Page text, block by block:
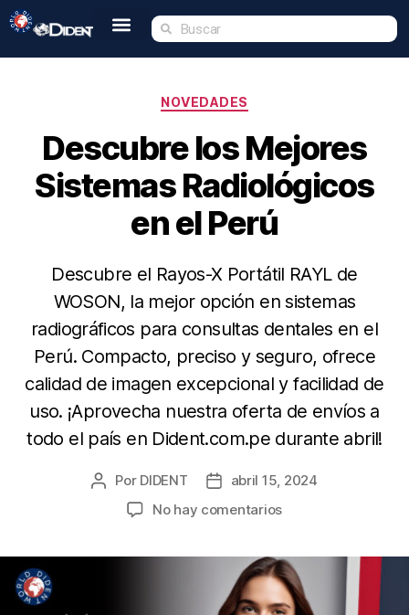
NOVEDADES
Descubre los Mejores
Sistemas Radiológicos
en el Perú
Descubre el Rayos-X Portátil RAYL de
WOSON, la mejor opción en sistemas
radiográficos para consultas dentales en el
Perú. Compacto, preciso y seguro, ofrece
calidad de imagen excepcional y facilidad de
uso. ¡Aprovecha nuestra oferta de envíos a
todo el país en Dident.com.pe durante abril!
Por DIDENT
abril 15, 2024
No hay comentarios